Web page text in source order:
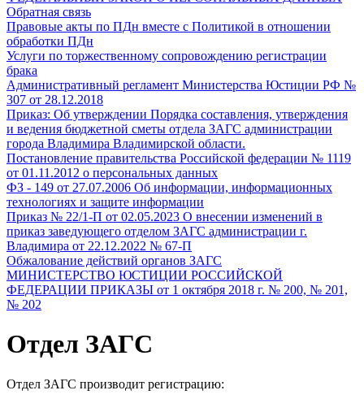
Обратная связь
Правовые акты по ПДн вместе с Политикой в отношении
обработки ПДн
Услуги по торжественному сопровождению регистрации
брака
Административный регламент Министерства Юстиции РФ №
307 от 28.12.2018
Приказ: Об утверждении Порядка составления, утверждения
и ведения бюджетной сметы отдела ЗАГС администрации
города Владимира Владимирской области.
Постановление правительства Российской федерации № 1119
от 01.11.2012 о персональных данных
ФЗ - 149 от 27.07.2006 Об информации, информационных
технологиях и защите информации
Приказ № 22/1-П от 02.05.2023 О внесении изменений в
приказ заведующего отделом ЗАГС администрации г.
Владимира от 22.12.2022 № 67-П
Обжалование действий органов ЗАГС
МИНИСТЕРСТВО ЮСТИЦИИ РОССИЙСКОЙ
ФЕДЕРАЦИИ ПРИКАЗЫ от 1 октября 2018 г. № 200, № 201,
№ 202
Отдел ЗАГС
Отдел ЗАГС производит регистрацию: